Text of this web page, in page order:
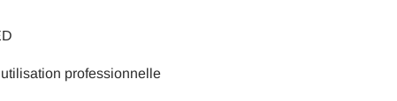
professionnelle